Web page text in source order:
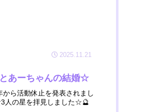
2025.11.21
あーちゃんの結婚☆
ら活動休止を発表されまし
人の星を拝見しました☆🔮